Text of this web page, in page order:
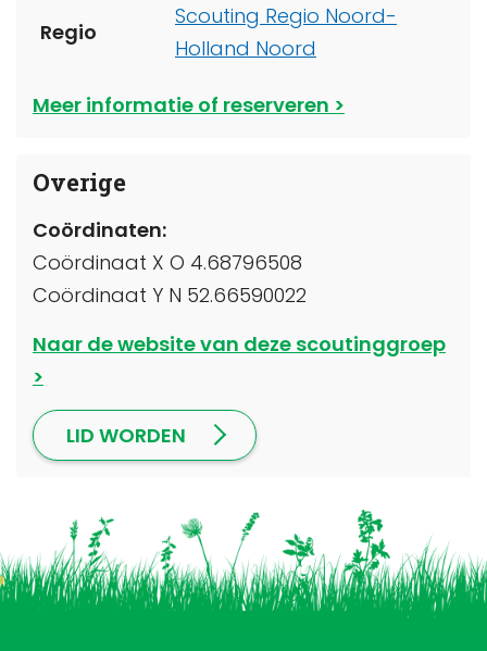
Regio
Scouting Regio Noord-
Holland Noord
Meer informatie of reserveren
Overige
Coördinaten:
Coördinaat X O 4.68796508
Coördinaat Y N 52.66590022
Naar de website van deze scoutinggroep
LID WORDEN